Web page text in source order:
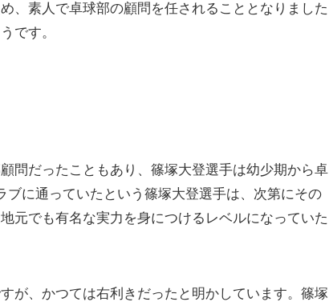
、素人で卓球部の顧問を任されることとなりました
です。
問だったこともあり、篠塚大登選手は幼少期から卓
に通っていたという篠塚大登選手は、次第にその
元でも有名な実力を身につけるレベルになっていた
が、かつては右利きだったと明かしています。篠塚